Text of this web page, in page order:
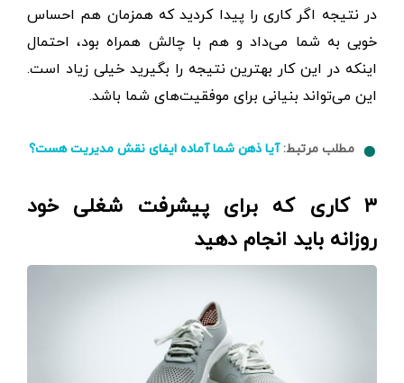
در نتیجه اگر کاری را پیدا کردید که همزمان هم احساس
خوبی به شما می‌داد و هم با چالش همراه بود، احتمال
اینکه در این کار بهترین نتیجه را بگیرید خیلی زیاد است.
این می‌تواند بنیانی برای موفقیت‌های شما باشد.
مطلب مرتبط:آیا ذهن شما آماده ایفای نقش مدیریت هست؟
۳ کاری که برای پیشرفت شغلی خود
روزانه باید انجام دهید